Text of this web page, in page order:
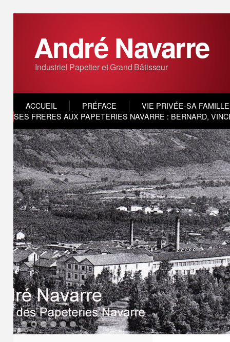
André Navarre
Industriel Papetier et Grand Bâtisseur
ACCUEIL PRÉFACE
VIE PRIVÉE-SA FAMILLE
SES FRERES AUX PAPETERIES NAVARRE : BERNARD,
1 2 3 4 5 6